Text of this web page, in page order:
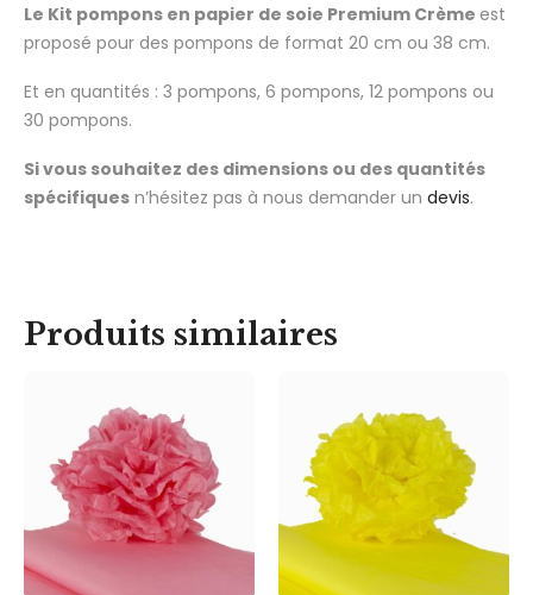
Le Kit pompons en papier de soie Premium Crème est
proposé pour des pompons de format 20 cm ou 38 cm.
Et en quantités : 3 pompons, 6 pompons, 12 pompons ou
30 pompons.
Si vous souhaitez des dimensions ou des quantités
spécifiques n’hésitez pas à nous demander un devis.
Produits similaires